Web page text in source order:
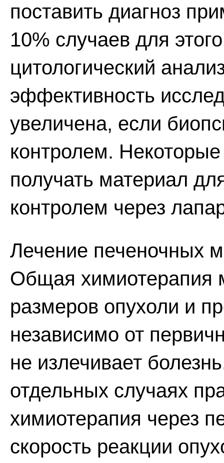
поставить диагноз
10% случаев для
цитологический
эффективность
увеличена, если
контролем.
получать материал
контролем через
Лечение печеночных
Общая химиотерапия
размеров опухоли и
независимо от
не излечивает
отдельных случаях
химиотерапия через
скорость реакции